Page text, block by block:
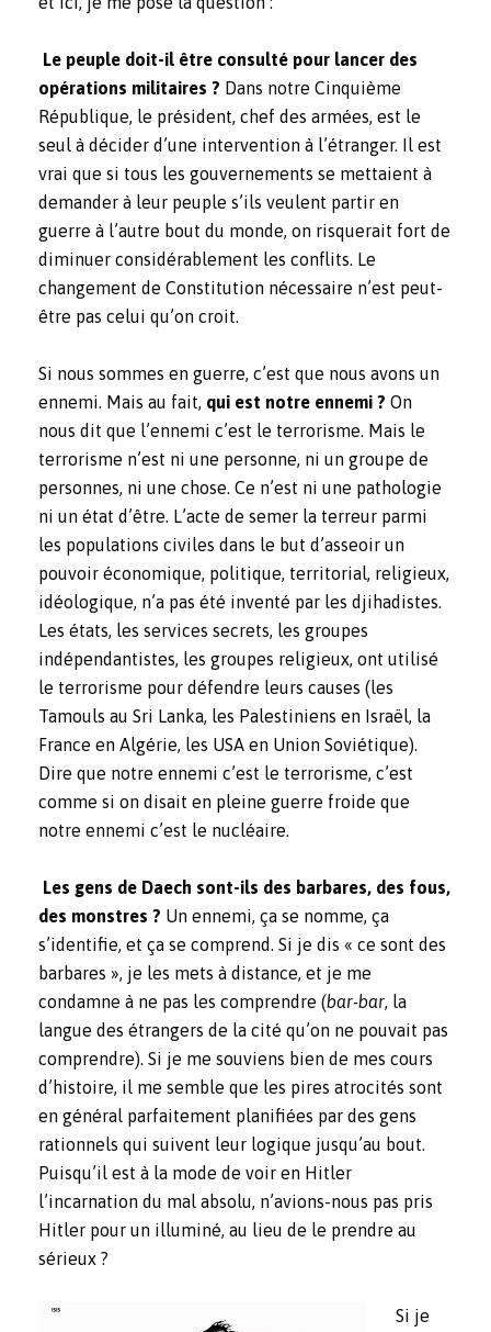
Le peuple doit-il être consulté pour lancer des
opérations militaires ? Dans notre Cinquième
République, le président, chef des armées, est le
seul à décider d’une intervention à l’étranger. Il est
vrai que si tous les gouvernements se mettaient à
demander à leur peuple s’ils veulent partir en
guerre à l’autre bout du monde, on risquerait fort de
diminuer considérablement les conflits. Le
changement de Constitution nécessaire n’est peut-
être pas celui qu’on croit.
Si nous sommes en guerre, c’est que nous avons un
ennemi. Mais au fait, qui est notre ennemi ? On
nous dit que l’ennemi c’est le terrorisme. Mais le
terrorisme n’est ni une personne, ni un groupe de
personnes, ni une chose. Ce n’est ni une pathologie
ni un état d’être. L’acte de semer la terreur parmi
les populations civiles dans le but d’asseoir un
pouvoir économique, politique, territorial, religieux,
idéologique, n’a pas été inventé par les djihadistes.
Les états, les services secrets, les groupes
indépendantistes, les groupes religieux, ont utilisé
le terrorisme pour défendre leurs causes (les
Tamouls au Sri Lanka, les Palestiniens en Israël, la
France en Algérie, les USA en Union Soviétique).
Dire que notre ennemi c’est le terrorisme, c’est
comme si on disait en pleine guerre froide que
notre ennemi c’est le nucléaire.
Les gens de Daech sont-ils des barbares, des fous,
des monstres ? Un ennemi, ça se nomme, ça
s’identifie, et ça se comprend. Si je dis « ce sont des
barbares », je les mets à distance, et je me
condamne à ne pas les comprendre (bar-bar, la
langue des étrangers de la cité qu’on ne pouvait pas
comprendre). Si je me souviens bien de mes cours
d’histoire, il me semble que les pires atrocités sont
en général parfaitement planifiées par des gens
rationnels qui suivent leur logique jusqu’au bout.
Puisqu’il est à la mode de voir en Hitler
l’incarnation du mal absolu, n’avions-nous pas pris
Hitler pour un illuminé, au lieu de le prendre au
sérieux ?
Si je